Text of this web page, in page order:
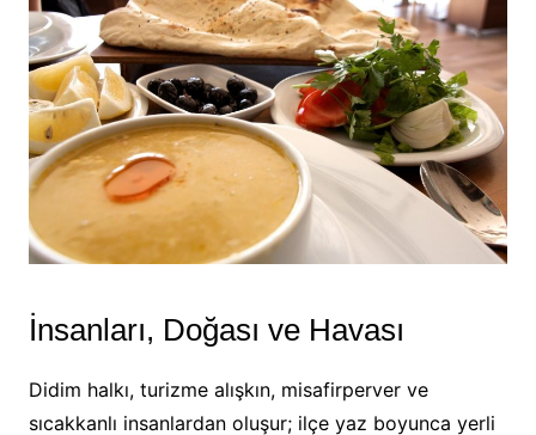
İnsanları, Doğası ve Havası
Didim halkı, turizme alışkın, misafirperver ve
sıcakkanlı insanlardan oluşur; ilçe yaz boyunca yerli